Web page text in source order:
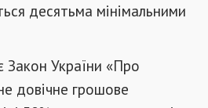
десятьма мінімальними
Закон України «Про
довічне грошове